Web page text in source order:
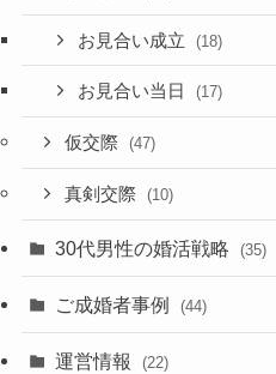
お見合い成立 (18)
お見合い当日 (17)
仮交際 (47)
真剣交際 (10)
30代男性の婚活戦略 (35)
ご成婚者事例 (44)
運営情報 (22)